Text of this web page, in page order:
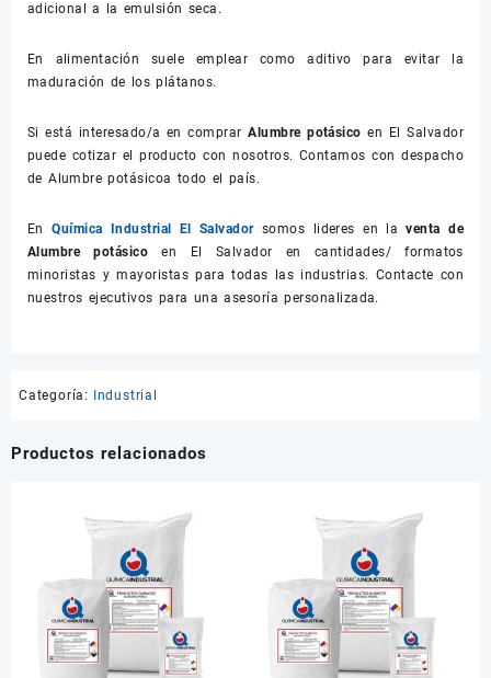
adicional a la emulsión seca.
En alimentación suele emplear como aditivo para evitar la
maduración de los plátanos.
Si está interesado/a en comprar Alumbre potásico en El Salvador
puede cotizar el producto con nosotros. Contamos con despacho
de Alumbre potásicoa todo el país.
EnQuímica Industrial El Salvador somos lideres en laventa de
Alumbre potásicoen El Salvador en cantidades/ formatos
minoristas y mayoristas para todas las industrias. Contacte con
nuestros ejecutivos para una asesoría personalizada.
Categoría: Industrial
Productos relacionados